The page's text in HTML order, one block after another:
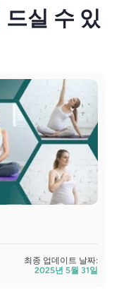
드실 수 있
최종 업데이트 날짜:
2025년 5월 31일